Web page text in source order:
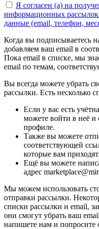
Я согласен (а) на
информационных
данные (email, телефон,
Когда вы
добавляем ваш email в
Пока email в списке, мы
email по темам,
Вы всегда можете убрать
рассылки. Есть несколько
Если у вас есть
можете войти в неё и
профиле.
Также вы можете
соответствующей
которые вам приходят.
Ещё вы можете
адрес
Мы можем использовать
отправки рассылки.
списки рассылки и email,
они смогут убрать ваш
напишете нам и попросите